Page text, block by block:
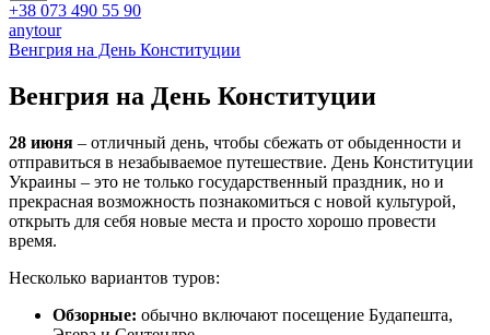
+38 073 490 55 90
anytour
Венгрия на День Конституции
Венгрия на День Конституции
28 июня – отличный день, чтобы сбежать от обыденности и
отправиться в незабываемое путешествие. День Конституции
Украины – это не только государственный праздник, но и
прекрасная возможность познакомиться с новой культурой,
открыть для себя новые места и просто хорошо провести
время.
Несколько вариантов туров:
Обзорные: обычно включают посещение Будапешта,